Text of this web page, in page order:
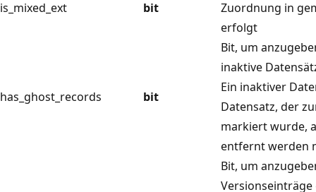
is_mixed_ext bit
Zuordnung in
erfolgt
has_ghost_records bit
Bit, um
inaktive
Ein inaktiver
Datensatz, der
markiert wurde,
entfernt werden
Bit, um